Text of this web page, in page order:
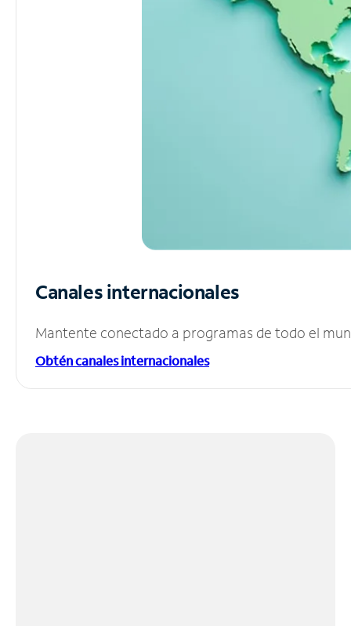
Canales internacionales
Mantente conectado a programas de todo el
Obtén canales internacionales